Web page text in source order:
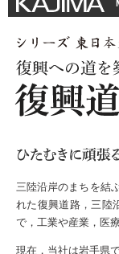
三陸沿岸のまちを結
れた復興道路，三陸
で，工業や産業，医
現在，当社は岩手県